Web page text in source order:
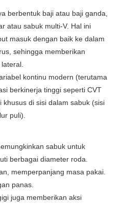
berbentuk baji atau baji ganda,
atau sabuk multi-V. Hal ini
masuk dengan baik ke dalam
sehingga memberikan
kontinu modern (terutama
berkinerja tinggi seperti CVT
di sisi dalam sabuk (sisi
puli).
sabuk untuk
berbagai diameter roda.
memperpanjang masa pakai.
panas.
juga memberikan aksi